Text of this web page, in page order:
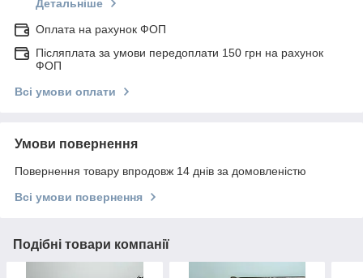
Детальніше
Оплата на рахунок ФОП
Післяплата за умови передоплати 150 грн на рахунок
ФОП
Всі умови оплати
Умови повернення
Повернення товару впродовж 14 днів за домовленістю
Всі умови повернення
Подібні товари компанії